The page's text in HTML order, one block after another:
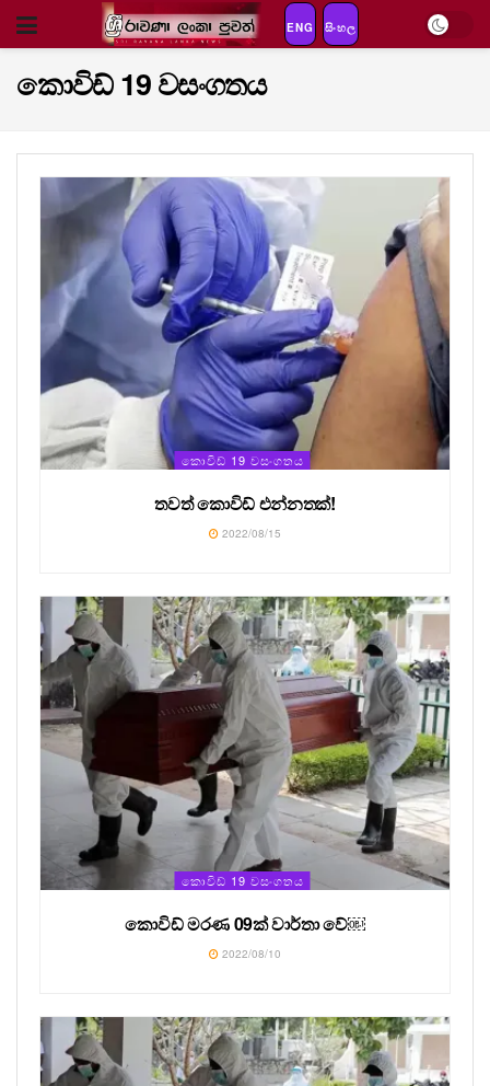
ENG සිංහල
කොවිඩ් 19 වසංගතය
කොවිඩ් 19 වසංගතය
තවත් කොවිඩ් එන්නතක්!
2022/08/15
කොවිඩ් 19 වසංගතය
කොවිඩ් මරණ 09ක් වාර්තා වේ￼
2022/08/10